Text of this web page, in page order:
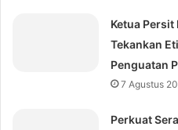
Ketua Persit
Tekankan
Penguatan
7 Agustus
Perkuat